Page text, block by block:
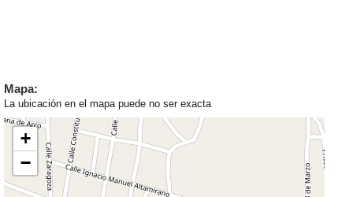
Mapa:
La ubicación en el mapa puede no ser exacta
+
−